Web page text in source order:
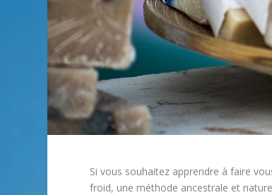
Si vous souhaitez apprendre à faire
froid, une méthode ancestrale et